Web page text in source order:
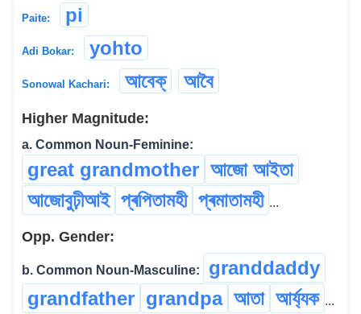
Paite: pi
Adi Bokar: yohto
Sonowal Kachari: আবেক্ আবৈ
Higher Magnitude:
a. Common Noun-Feminine:
great grandmother আজো আইতা
আজোবুঢ়ীআই প্ৰপিতামহী প্ৰমাতামহী ...
Opp. Gender:
b. Common Noun-Masculine:
granddaddy
grandfather grandpa আতা আৰ্য্যক ...